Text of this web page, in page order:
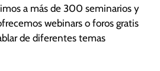
a más de 300 seminarios y
webinars o foros gratis
de diferentes temas